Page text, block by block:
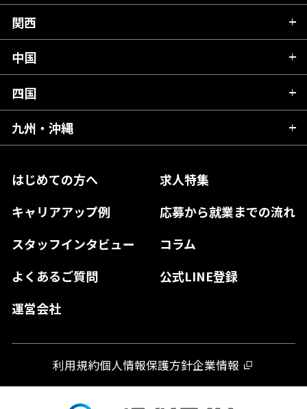
はじめての方へ
求人特集
キャリアアップ例
応募から就業までの流れ
スタッフインタビュー
コラム
よくあるご質問
公式LINE登録
運営会社
岩手県
宮城県
福島県
群馬県
千葉県
東京都
神奈川県
富山県
石川県
山梨県
長野県
岐阜県
静岡県
愛知県
関西
滋賀県
京都府
大阪府
奈良県
和歌山県
中国
広島県
岡山県
島根県
山口県
四国
愛媛県
徳島県
九州・沖縄
熊本県
宮崎県
鹿児島県
利用規約個人情報保護方針企業情報